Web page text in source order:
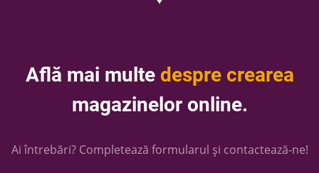
Află mai multe despre crearea
magazinelor online.
Ai întrebări? Completează formularul și contactează-ne!